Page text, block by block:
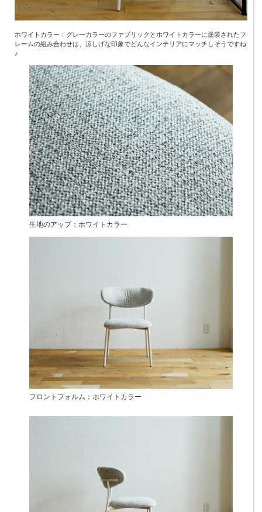
ホワイトカラー：グレーカラーのファブリックとホワイトカラーに塗装されたフ
レームの組み合わせは、涼しげな印象でどんなインテリアにマッチしそうですね
♪
生地のアップ：ホワイトカラー
フロントフォルム：ホワイトカラー